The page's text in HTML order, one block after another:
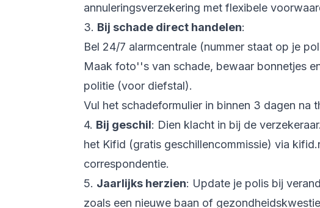
annuleringsverzekering met flexibele
3. Bij schade direct handelen:
Bel 24/7 alarmcentrale (nummer staat op je
Maak foto''s van schade, bewaar bonnetjes
politie (voor diefstal).
Vul het schadeformulier in binnen 3 dagen na
4. Bij geschil: Dien klacht in bij de
het Kifid (gratis geschillencommissie) via
correspondentie.
5. Jaarlijks herzien: Update je polis bij
zoals een nieuwe baan of